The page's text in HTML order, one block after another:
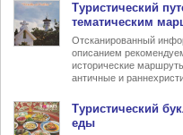
Туристический
тематическим
Отсканированный
описанием
исторические
античные и
Туристический
еды